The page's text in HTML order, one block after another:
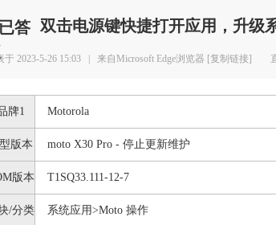
双击电源键快捷打开应用，升级
于 2023-5-26 15:03 | 来自Microsoft Edge浏览器 [复制链接]
牌1 Motorola
版本 moto X30 Pro - 停止更新维护
版本 T1SQ33.111-12-7
/分类 系统应用>Moto 操作